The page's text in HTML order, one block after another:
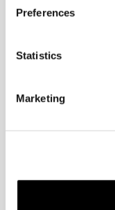
Preferences
Statistics
Marketing